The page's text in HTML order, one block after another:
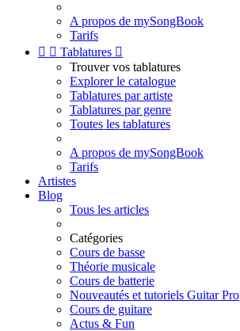
A propos de mySongBook
Tarifs
  Tablatures 
Trouver vos tablatures
Explorer le catalogue
Tablatures par artiste
Tablatures par genre
Toutes les tablatures
A propos de mySongBook
Tarifs
Artistes
Blog
Tous les articles
Catégories
Cours de basse
Théorie musicale
Cours de batterie
Nouveautés et tutoriels Guitar Pro
Cours de guitare
Actus & Fun